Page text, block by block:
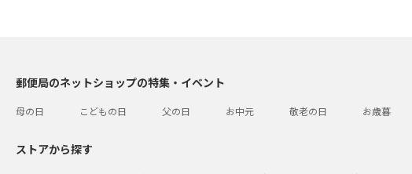
郵便局のネットショップの特集・イベント
母の日 こどもの日 父の日 お中元 敬老の日 お歳暮
ストアから探す